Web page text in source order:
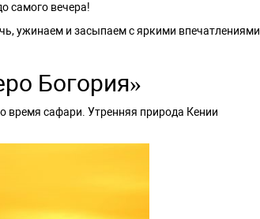
самого вечера!
ужинаем и засыпаем с яркими впечатлениями.
Богория»
время сафари. Утренняя природа Кении